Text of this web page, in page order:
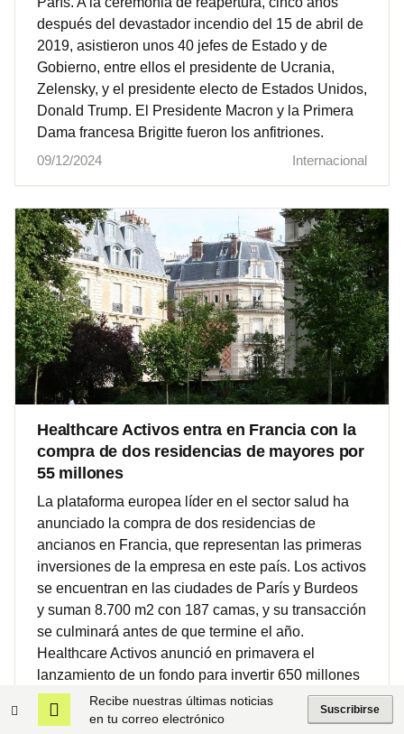
después del devastador incendio del 15 de abril de
2019, asistieron unos 40 jefes de Estado y de
Gobierno, entre ellos el presidente de Ucrania,
Zelensky, y el presidente electo de Estados Unidos,
Donald Trump. El Presidente Macron y la Primera
Dama francesa Brigitte fueron los anfitriones.
09/12/2024
Internacional
Healthcare Activos entra en Francia con la
compra de dos residencias de mayores por
55 millones
La plataforma europea líder en el sector salud ha
anunciado la compra de dos residencias de
ancianos en Francia, que representan las primeras
inversiones de la empresa en este país. Los activos
se encuentran en las ciudades de París y Burdeos
y suman 8.700 m2 con 187 camas, y su transacción
se culminará antes de que termine el año.
Healthcare Activos anunció en primavera el
lanzamiento de un fondo para invertir 650 millones
de euros en Europa, de los que 55 millones de
euros han ido a parar a las dos residencias
Recibe nuestras últimas noticias
en tu correo electrónico
Suscribirse